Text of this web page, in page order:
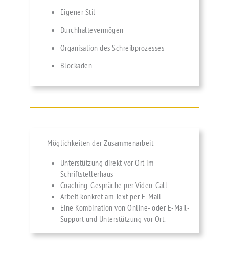
Eigener Stil
Durchhaltevermögen
Organisation des Schreibprozesses
Blockaden
Möglichkeiten der Zusammenarbeit
Unterstützung direkt vor Ort im
Schriftstellerhaus
Coaching-Gespräche per Video-Call
Arbeit konkret am Text per E-Mail
Eine Kombination von Online- oder E-Mail-
Support und Unterstützung vor Ort.